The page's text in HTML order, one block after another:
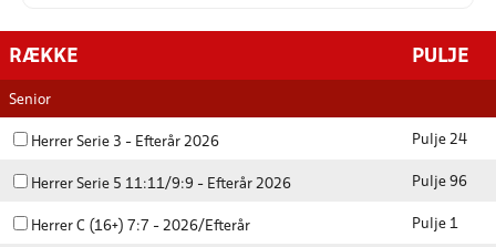
RÆKKE PULJE
Senior
Herrer Serie 3 - Efterår 2026 Pulje 24
Herrer Serie 5 11:11/9:9 - Efterår 2026 Pulje 96
Herrer C (16+) 7:7 - 2026/Efterår Pulje 1